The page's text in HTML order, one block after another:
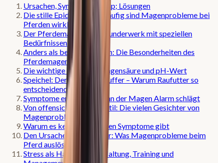
Ursachen, Symptome &amp; Lösungen
Die stille Epidemie: Wie häufig sind Magenprobleme bei
Pferden wirklich?
Der Pferdemagen – Ein Wunderwerk mit speziellen
Bedürfnissen
Anders als beim Menschen: Die Besonderheiten des
Pferdemagens
Die wichtige Rolle von Magensäure und pH-Wert
Speichel: Der natürliche Puffer – Warum Raufutter so
entscheidend ist
Symptome erkennen: Wenn der Magen Alarm schlägt
Von offensichtlich bis subtil: Die vielen Gesichter von
Magenproblemen
Warum es keine eindeutigen Symptome gibt
Den Ursachen auf der Spur: Was Magenprobleme beim
Pferd auslöst
Stress als Hauptfaktor: Haltung, Training und